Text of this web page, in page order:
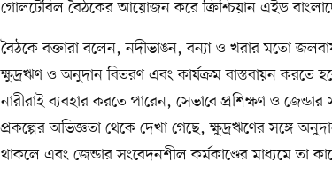
গোলটেবিল বৈঠকের আয়োজন করে ক্রিশ্চিয়ান এইড
বৈঠকে বক্তারা বলেন, নদীভাঙন, বন্যা ও খরার মতো
ক্ষুদ্রঋণ ও অনুদান বিতরণ এবং কার্যক্রম বাস্তবায়ন করতে
নারীরাই ব্যবহার করতে পারেন, সেভাবে প্রশিক্ষণ ও
প্রকল্পের অভিজ্ঞতা থেকে দেখা গেছে, ক্ষুদ্রঋণের সঙ্গে
থাকলে এবং জেন্ডার সংবেদনশীল কর্মকাণ্ডের মাধ্যমে তা